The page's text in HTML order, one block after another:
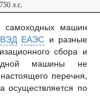
л.с.
самоходных машин
ВЭД ЕАЭС и разные
сбора и
машины не
перечня,
осуществляется по